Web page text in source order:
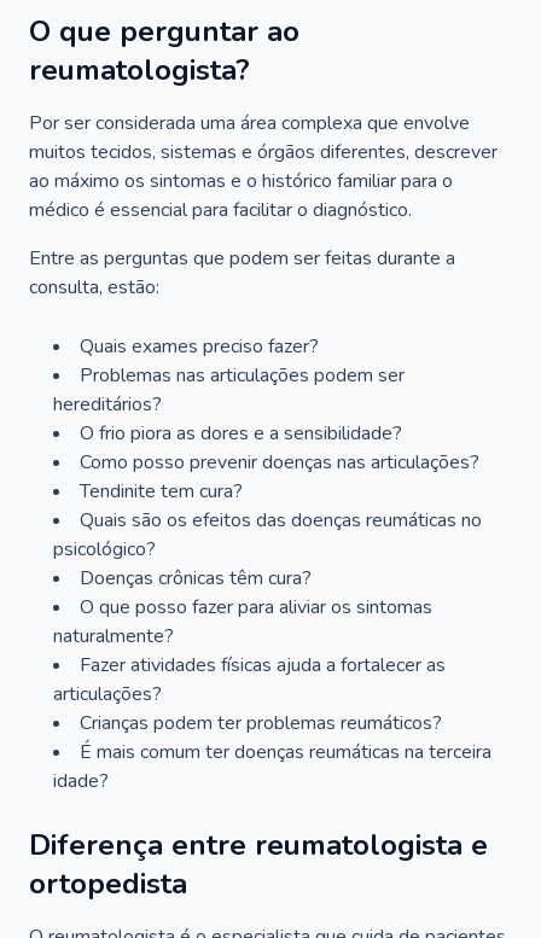
O que perguntar ao
reumatologista?
Por ser considerada uma área complexa que envolve
muitos tecidos, sistemas e órgãos diferentes, descrever
ao máximo os sintomas e o histórico familiar para o
médico é essencial para facilitar o diagnóstico.
Entre as perguntas que podem ser feitas durante a
consulta, estão:
Quais exames preciso fazer?
Problemas nas articulações podem ser
hereditários?
O frio piora as dores e a sensibilidade?
Como posso prevenir doenças nas articulações?
Tendinite tem cura?
Quais são os efeitos das doenças reumáticas no
psicológico?
Doenças crônicas têm cura?
O que posso fazer para aliviar os sintomas
naturalmente?
Fazer atividades físicas ajuda a fortalecer as
articulações?
Crianças podem ter problemas reumáticos?
É mais comum ter doenças reumáticas na terceira
idade?
Diferença entre reumatologista e
ortopedista